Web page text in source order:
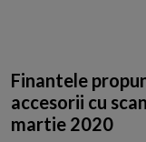
Finantele
accesorii cu
martie 2020